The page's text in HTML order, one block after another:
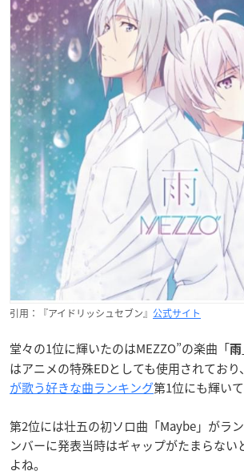
引用：『アイドリッシュセブン』 公式サイト
堂々の1位に輝いたのはMEZZO”の楽曲「雨
はアニメの特殊EDとしても使用されており
が歌う好きな曲ランキング第1位にも輝いて
第2位には壮五の初ソロ曲「Maybe」がラ
ンバーに発表当時はギャップがたまらない
よね。